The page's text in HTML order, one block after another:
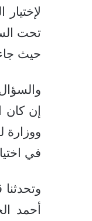
تحت
حيث
إن كان
ووزارة
في